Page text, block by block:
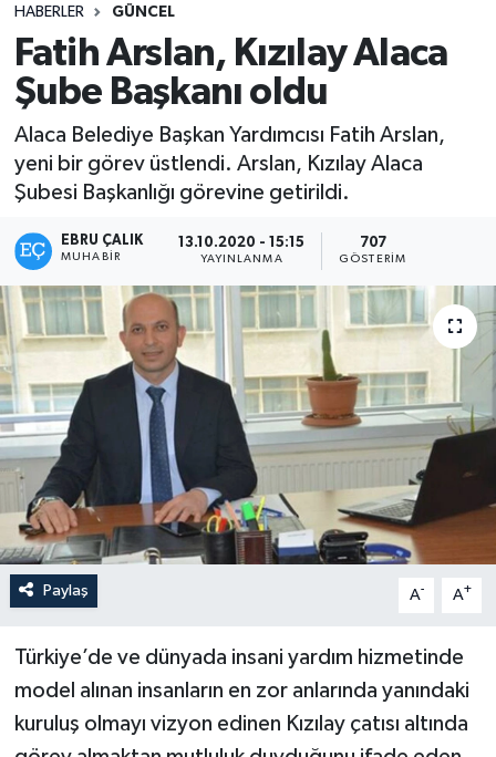
HABERLER GÜNCEL
Fatih Arslan, Kızılay Alaca
Şube Başkanı oldu
Alaca Belediye Başkan Yardımcısı Fatih Arslan,
yeni bir görev üstlendi. Arslan, Kızılay Alaca
Şubesi Başkanlığı görevine getirildi.
EBRU ÇALIK
MUHABIR
13.10.2020 - 15:15
YAYINLANMA
707
GÖSTERIM
Paylaş A- A+
Türkiye’de ve dünyada insani yardım hizmetinde
model alınan insanların en zor anlarında yanındaki
kuruluş olmayı vizyon edinen Kızılay çatısı altında
Haber Arşivi